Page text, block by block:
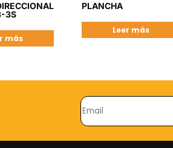
3S
más
PLANCHA
Leer más